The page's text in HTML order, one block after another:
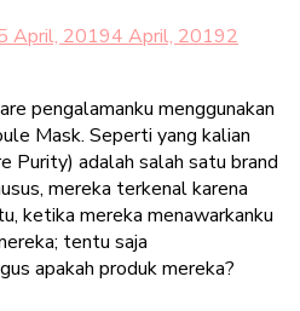
April, 20194 April, 20192
pengalamanku menggunakan
Mask. Seperti yang kalian
Purity) adalah salah satu brand
mereka terkenal karena
ketika mereka menawarkanku
tentu saja
apakah produk mereka?